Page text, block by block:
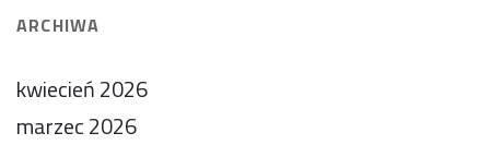
ARCHIWA
kwiecień 2026
marzec 2026